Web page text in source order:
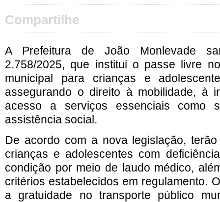
Compartilhe
A Prefeitura de João Monlevade
2.758/2025, que institui o passe livre
municipal para crianças e
assegurando o direito à mobilidade, à
acesso a serviços essenciais como
assistência social.
De acordo com a nova legislação,
crianças e adolescentes com
condição por meio de laudo médico,
critérios estabelecidos em regulamento.
a gratuidade no transporte público